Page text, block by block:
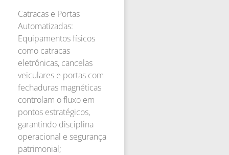
Catracas e Portas
Automatizadas:
Equipamentos físicos
como catracas
eletrônicas, cancelas
veiculares e portas com
fechaduras magnéticas
controlam o fluxo em
pontos estratégicos,
garantindo disciplina
operacional e segurança
patrimonial;